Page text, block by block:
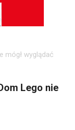
mógł wyglądać
Lego nie